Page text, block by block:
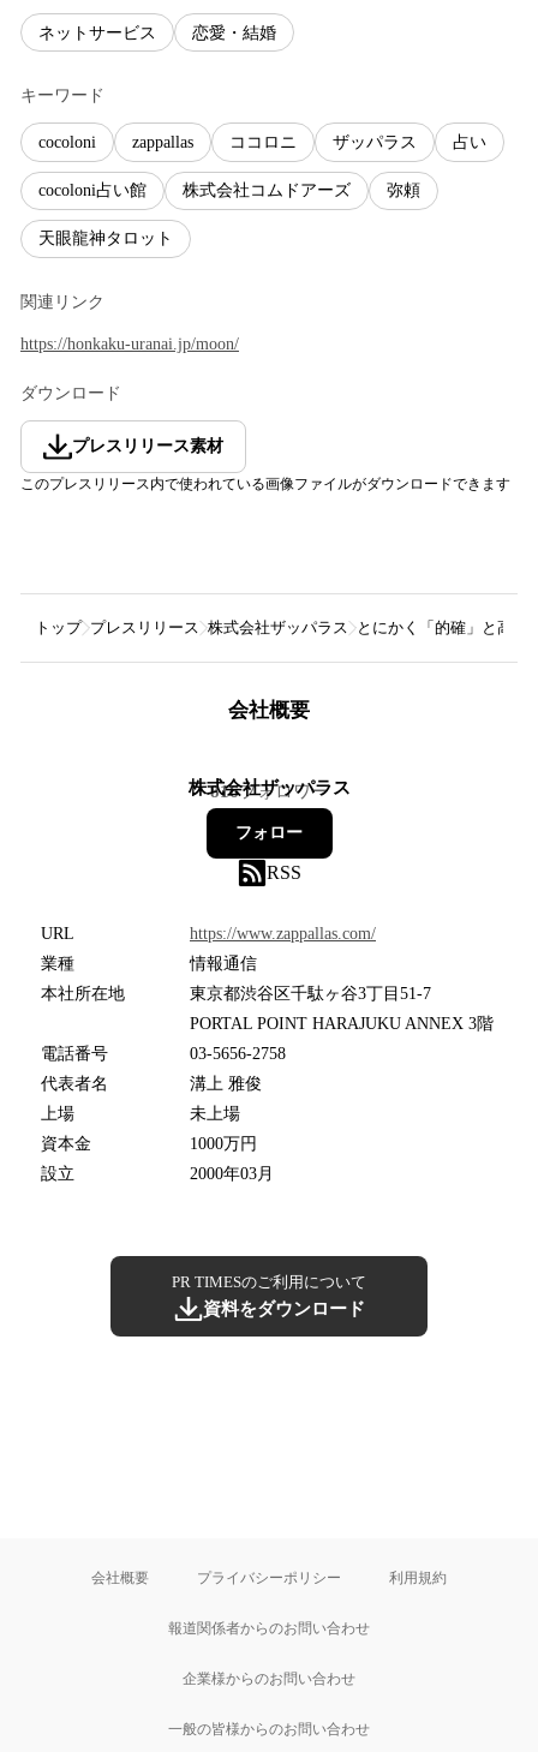
ネットサービス 恋愛・結婚
キーワード
cocoloni zappallas ココロニ ザッパラス 占い
cocoloni占い館 株式会社コムドアーズ 弥頼
天眼龍神タロット
関連リンク
https://honkaku-uranai.jp/moon/
ダウンロード
プレスリリース素材
このプレスリリース内で使われている画像ファイルがダウンロードできます
トップ プレスリリース 株式会社ザッパラス とにかく「的確」と高評
会社概要
株式会社ザッパラス
816フォロワー
フォロー
RSS
URL
https://www.zappallas.com/
業種
情報通信
本社所在地
東京都渋谷区千駄ヶ谷3丁目51-7
PORTAL POINT HARAJUKU ANNEX 3階
電話番号
03-5656-2758
代表者名
溝上 雅俊
上場
未上場
資本金
1000万円
設立
2000年03月
PR TIMESのご利用について
資料をダウンロード
会社概要 プライバシーポリシー 利用規約
報道関係者からのお問い合わせ
企業様からのお問い合わせ
一般の皆様からのお問い合わせ